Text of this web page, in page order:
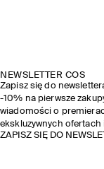
NEWSLETTER COS
Zapisz się do
-10% na pierwsze
wiadomości o
ekskluzywnych ofertach
ZAPISZ SIĘ DO